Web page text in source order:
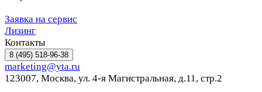
Заявка на сервис
Лизинг
Контакты
8 (495) 518-96-38
marketing@yta.ru
123007, Москва, ул. 4-я Магистральная, д.11, стр.2